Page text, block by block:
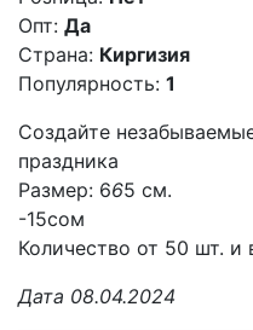
Опт: Да
Страна: Киргизия
Популярность: 1
Создайте
праздника
Размер: 665 см.
-15сом
Количество от 50 шт. и
Дата 08.04.2024